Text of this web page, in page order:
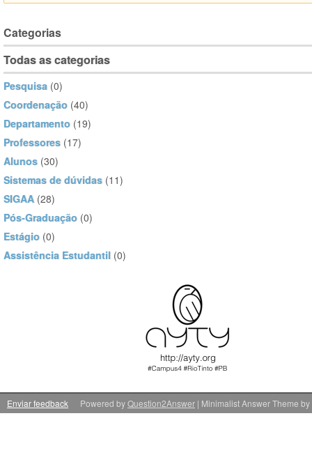
Categorias
Todas as categorias
Pesquisa (0)
Coordenação (40)
Departamento (19)
Professores (17)
Alunos (30)
Sistemas de dúvidas (11)
SIGAA (28)
Pós-Graduação (0)
Estágio (0)
Assistência Estudantil (0)
Enviar feedback | Minimalist Answer Theme by
Powered byQuestion2Answer